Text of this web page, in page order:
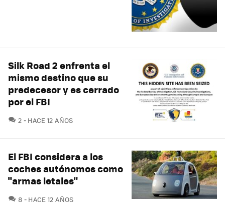
Silk Road 2 enfrenta el
mismo destino que su
predecesor y es cerrado
por el FBI
2 COMENTARIOS
HACE 12 AÑOS
El FBI considera a los
coches autónomos como
"armas letales"
8 COMENTARIOS
HACE 12 AÑOS